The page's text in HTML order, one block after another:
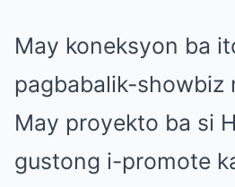
May koneksyon ba
pagbabalik-showbiz
May proyekto ba si
gustong i-promote